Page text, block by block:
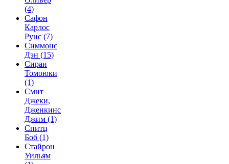
(4)
Сафон
Карлос
Руис (7)
Симмонс
Дэн (15)
Сираи
Томоюки
(1)
Смит
Джеки,
Дженкинс
Джим (1)
Спитц
Боб (1)
Стайрон
Уильям